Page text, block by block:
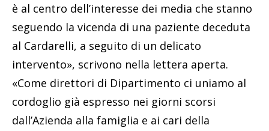
è al centro dell’interesse dei media che stanno
seguendo la vicenda di una paziente deceduta
al Cardarelli, a seguito di un delicato
intervento», scrivono nella lettera aperta.
«Come direttori di Dipartimento ci uniamo al
cordoglio già espresso nei giorni scorsi
dall’Azienda alla famiglia e ai cari della